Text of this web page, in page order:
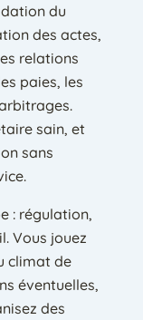
du
des actes,
relations
paies, les
sain, et
sans
: régulation,
Vous jouez
climat de
éventuelles,
des